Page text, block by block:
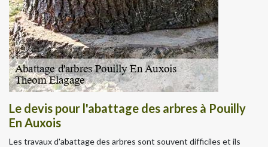
Le devis pour l'abattage des arbres à Pouilly
En Auxois
Les travaux d'abattage des arbres sont souvent difficiles et ils